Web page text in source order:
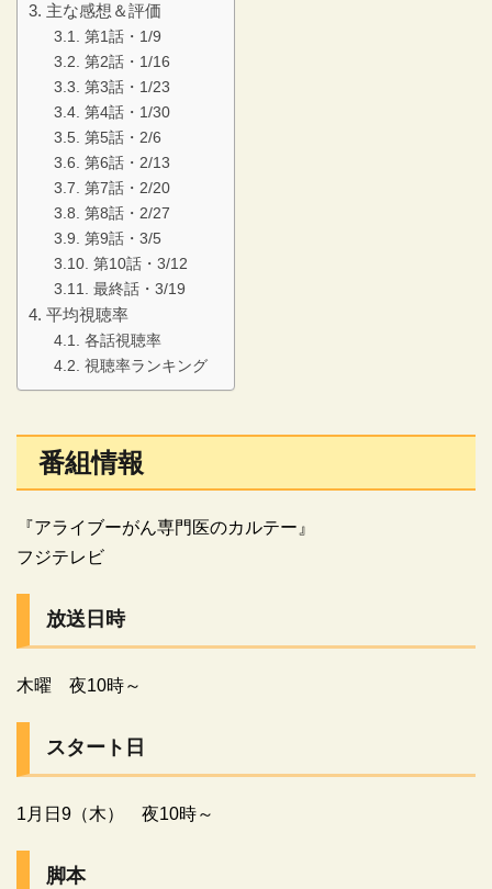
主な感想＆評価
第1話・1/9
第2話・1/16
第3話・1/23
第4話・1/30
第5話・2/6
第6話・2/13
第7話・2/20
第8話・2/27
第9話・3/5
第10話・3/12
最終話・3/19
平均視聴率
各話視聴率
視聴率ランキング
番組情報
『アライブーがん専門医のカルテー』
フジテレビ
放送日時
木曜 夜10時～
スタート日
1月日9（木） 夜10時～
脚本